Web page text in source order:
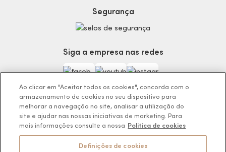
Trocas e Devoluções
Teste da Fragrância Perfeita
Encontre o Presente Ideal!
Beauty Week
Guia da Beleza Eudora
Segurança
Siga a empresa nas redes
Os preços da loja online podem variar em relação as lojas físicas e
venda direta.
Ao clicar em "Aceitar todos os cookies", concorda com o
armazenamento de cookies no seu dispositivo para
melhorar a navegação no site, analisar a utilização do
site e ajudar nas nossas iniciativas de marketing. Para
mais informações consulte a nossa Politica de cookies
Definições de cookies